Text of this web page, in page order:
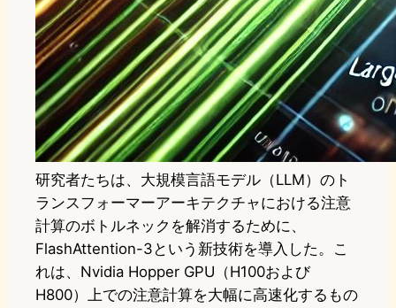
研究者たちは、大規模言語モデル（LLM）のト
ランスフォーマーアーキテクチャにおける注意
計算のボトルネックを解消するために、
FlashAttention-3という新技術を導入した。こ
れは、Nvidia Hopper GPU（H100および
H800）上での注意計算を大幅に高速化するもの